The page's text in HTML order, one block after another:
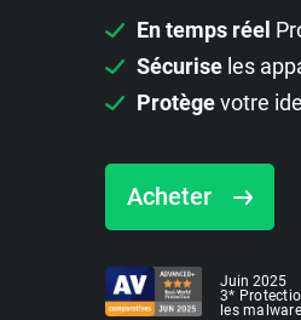
En temps réel
Sécurise les
Protègevotre
Acheter
Juin 2025
3*
les